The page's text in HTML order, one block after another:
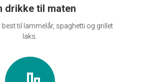
drikke til maten
til lammelår, spaghetti og grillet
laks.